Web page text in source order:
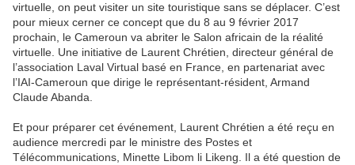
virtuelle, on peut visiter un site touristique sans se déplacer. C’est
pour mieux cerner ce concept que du 8 au 9 février 2017
prochain, le Cameroun va abriter le Salon africain de la réalité
virtuelle. Une initiative de Laurent Chrétien, directeur général de
l’association Laval Virtual basé en France, en partenariat avec
l’IAI-Cameroun que dirige le représentant-résident, Armand
Claude Abanda.
Et pour préparer cet événement, Laurent Chrétien a été reçu en
audience mercredi par le ministre des Postes et
Télécommunications, Minette Libom li Likeng. Il a été question de